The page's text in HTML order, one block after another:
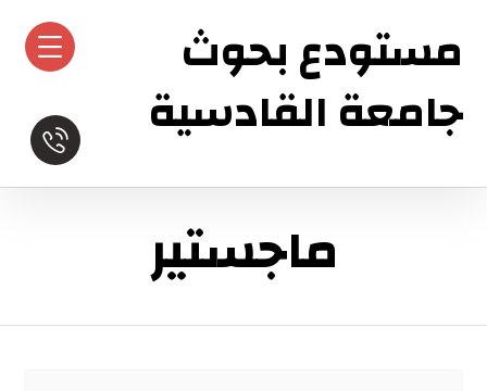
مستودع بحوث
جامعة القادسية
ماجستير